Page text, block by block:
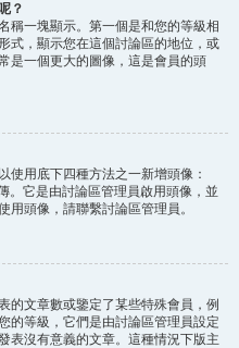
？
稱一塊顯示。第一個是和您的等級相
式，顯示您在這個討論區的地位，或
是一個更大的圖像，這是會員的頭
使用底下四種方法之一新增頭像：
。它是由討論區管理員啟用頭像，並
用頭像，請聯繫討論區管理員。
的文章數或鑒定了某些特殊會員，例
的等級，它們是由討論區管理員設定
表沒有意義的文章。這種情況下版主